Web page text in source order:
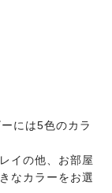
には5色のカラ
イの他、お部屋
なカラーをお選